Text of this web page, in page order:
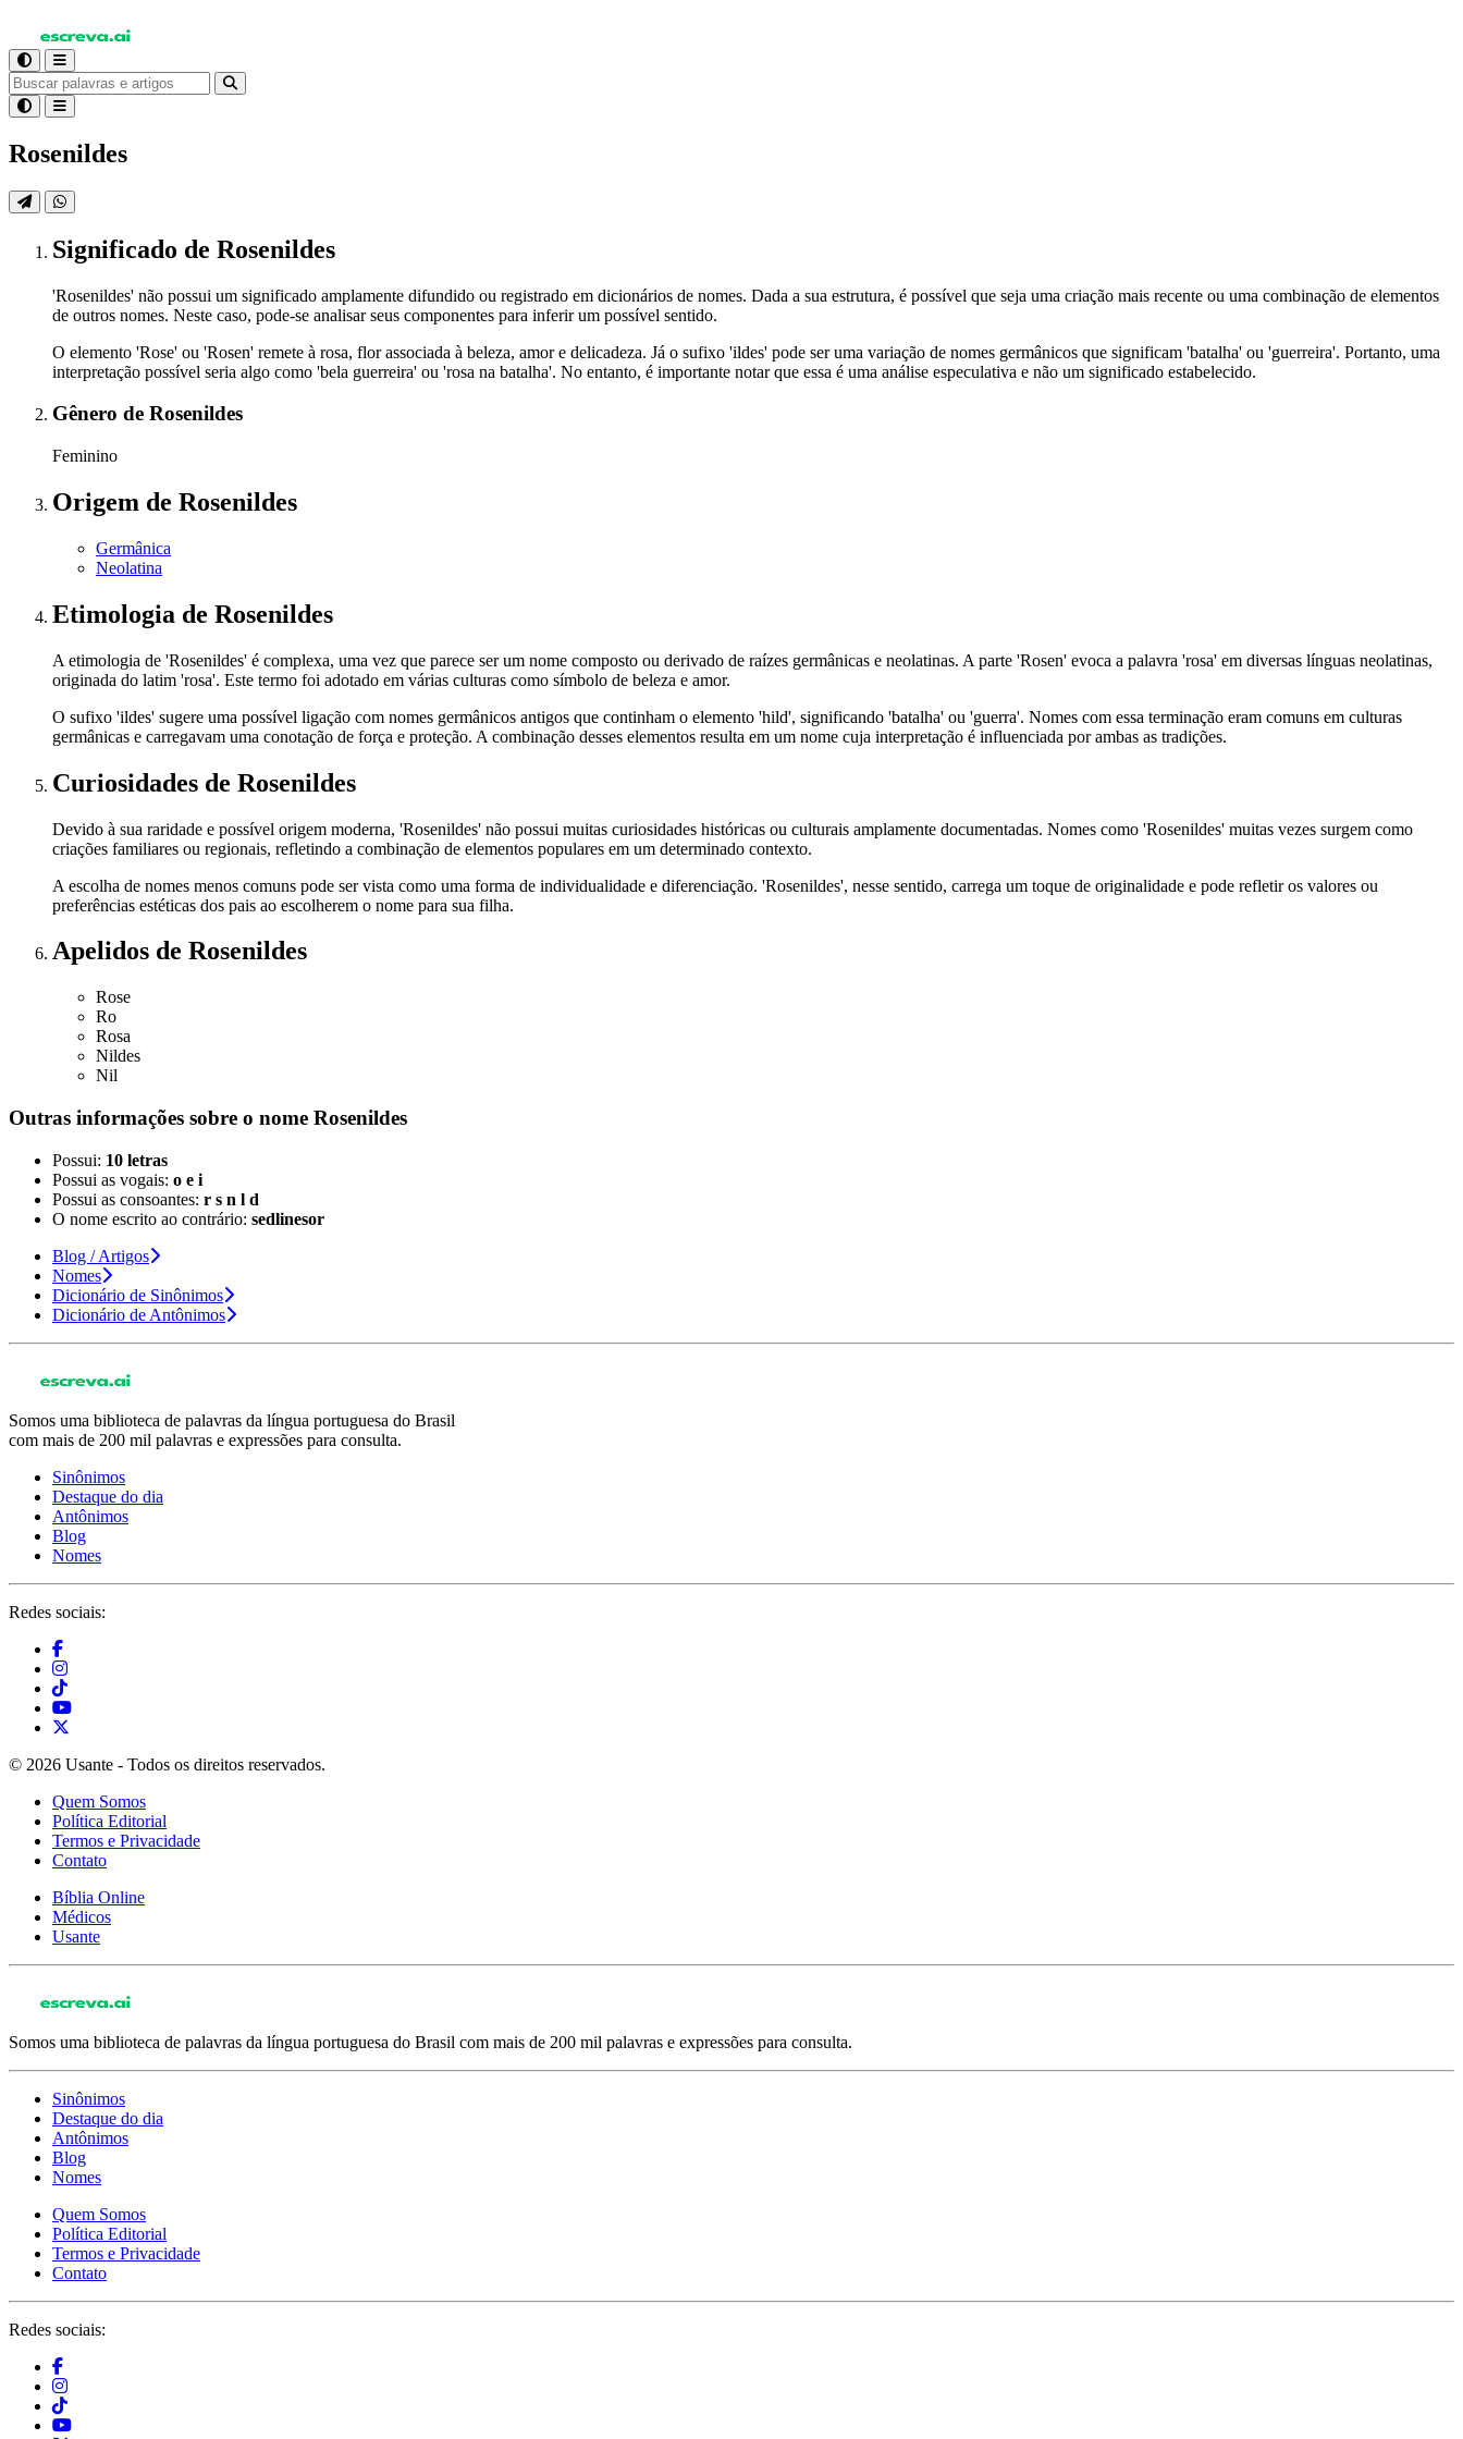
Rosenildes
Significado de Rosenildes
'Rosenildes' não possui um significado amplamente difundido ou registrado em dicionários de nomes. Dada a sua estrutura, é possível que seja uma criação mais recente ou uma combinação de elementos
de outros nomes. Neste caso, pode-se analisar seus componentes para inferir um possível sentido.
O elemento 'Rose' ou 'Rosen' remete à rosa, flor associada à beleza, amor e delicadeza. Já o sufixo 'ildes' pode ser uma variação de nomes germânicos que significam 'batalha' ou 'guerreira'. Portanto, uma
interpretação possível seria algo como 'bela guerreira' ou 'rosa na batalha'. No entanto, é importante notar que essa é uma análise especulativa e não um significado estabelecido.
Gênero de Rosenildes
Feminino
Origem de Rosenildes
Germânica
Neolatina
Etimologia de Rosenildes
A etimologia de 'Rosenildes' é complexa, uma vez que parece ser um nome composto ou derivado de raízes germânicas e neolatinas. A parte 'Rosen' evoca a palavra 'rosa' em diversas línguas neolatinas,
originada do latim 'rosa'. Este termo foi adotado em várias culturas como símbolo de beleza e amor.
O sufixo 'ildes' sugere uma possível ligação com nomes germânicos antigos que continham o elemento 'hild', significando 'batalha' ou 'guerra'. Nomes com essa terminação eram comuns em culturas
germânicas e carregavam uma conotação de força e proteção. A combinação desses elementos resulta em um nome cuja interpretação é influenciada por ambas as tradições.
Curiosidades de Rosenildes
Devido à sua raridade e possível origem moderna, 'Rosenildes' não possui muitas curiosidades históricas ou culturais amplamente documentadas. Nomes como 'Rosenildes' muitas vezes surgem como
criações familiares ou regionais, refletindo a combinação de elementos populares em um determinado contexto.
A escolha de nomes menos comuns pode ser vista como uma forma de individualidade e diferenciação. 'Rosenildes', nesse sentido, carrega um toque de originalidade e pode refletir os valores ou
preferências estéticas dos pais ao escolherem o nome para sua filha.
Apelidos de Rosenildes
Rose
Ro
Rosa
Nildes
Nil
Outras informações sobre o nome Rosenildes
Possui: 10 letras
Possui as vogais: o e i
Possui as consoantes: r s n l d
O nome escrito ao contrário: sedlinesor
Blog / Artigos
Nomes
Dicionário de Sinônimos
Dicionário de Antônimos
Somos uma biblioteca de palavras da língua portuguesa do Brasil
com mais de 200 mil palavras e expressões para consulta.
Sinônimos
Destaque do dia
Antônimos
Blog
Nomes
Redes sociais:
© 2026 Usante - Todos os direitos reservados.
Quem Somos
Política Editorial
Termos e Privacidade
Contato
Bíblia Online
Médicos
Usante
Somos uma biblioteca de palavras da língua portuguesa do Brasil com mais de 200 mil palavras e expressões para consulta.
Sinônimos
Destaque do dia
Antônimos
Blog
Nomes
Quem Somos
Política Editorial
Termos e Privacidade
Contato
Redes sociais: